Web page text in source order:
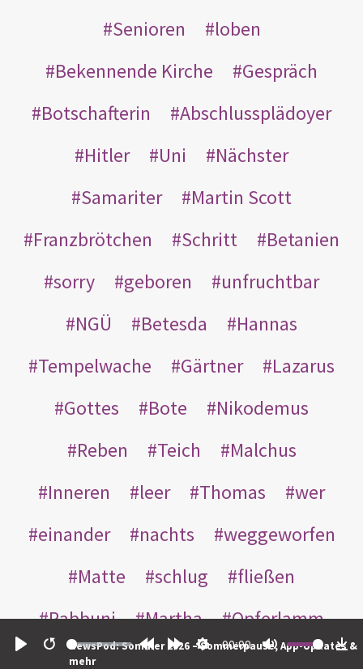
Restart
00:00
NewsPod: Sommer 2026 – Sommerpause, App-Updates &
mehr
Senioren
loben
Bekennende Kirche
Gespräch
Botschafterin
Abschlussplädoyer
Hitler
Uni
Nächster
Samariter
Martin Scott
Franzbrötchen
Schritt
Betanien
sorry
geboren
unfruchtbar
NGÜ
Betesda
Hannas
Tempelwache
Gärtner
Lazarus
Gottes
Bote
Nikodemus
Reben
Teich
Malchus
Inneren
leer Thomas
wer
einander
nachts
weggeworfen
Matte
schlug
fließen
Rabbuni
Martha
Opferlamm
gewaschen
jüdischen